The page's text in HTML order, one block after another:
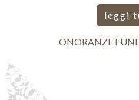
leggi
ONORANZE